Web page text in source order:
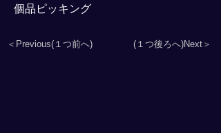
個品ピッキング
＜Previous(１つ前へ) (１つ後ろへ)Next＞